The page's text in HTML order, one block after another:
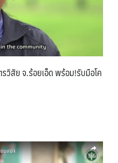
วิสัย จ.ร้อยเอ็ด พร้อม!รับมือโค